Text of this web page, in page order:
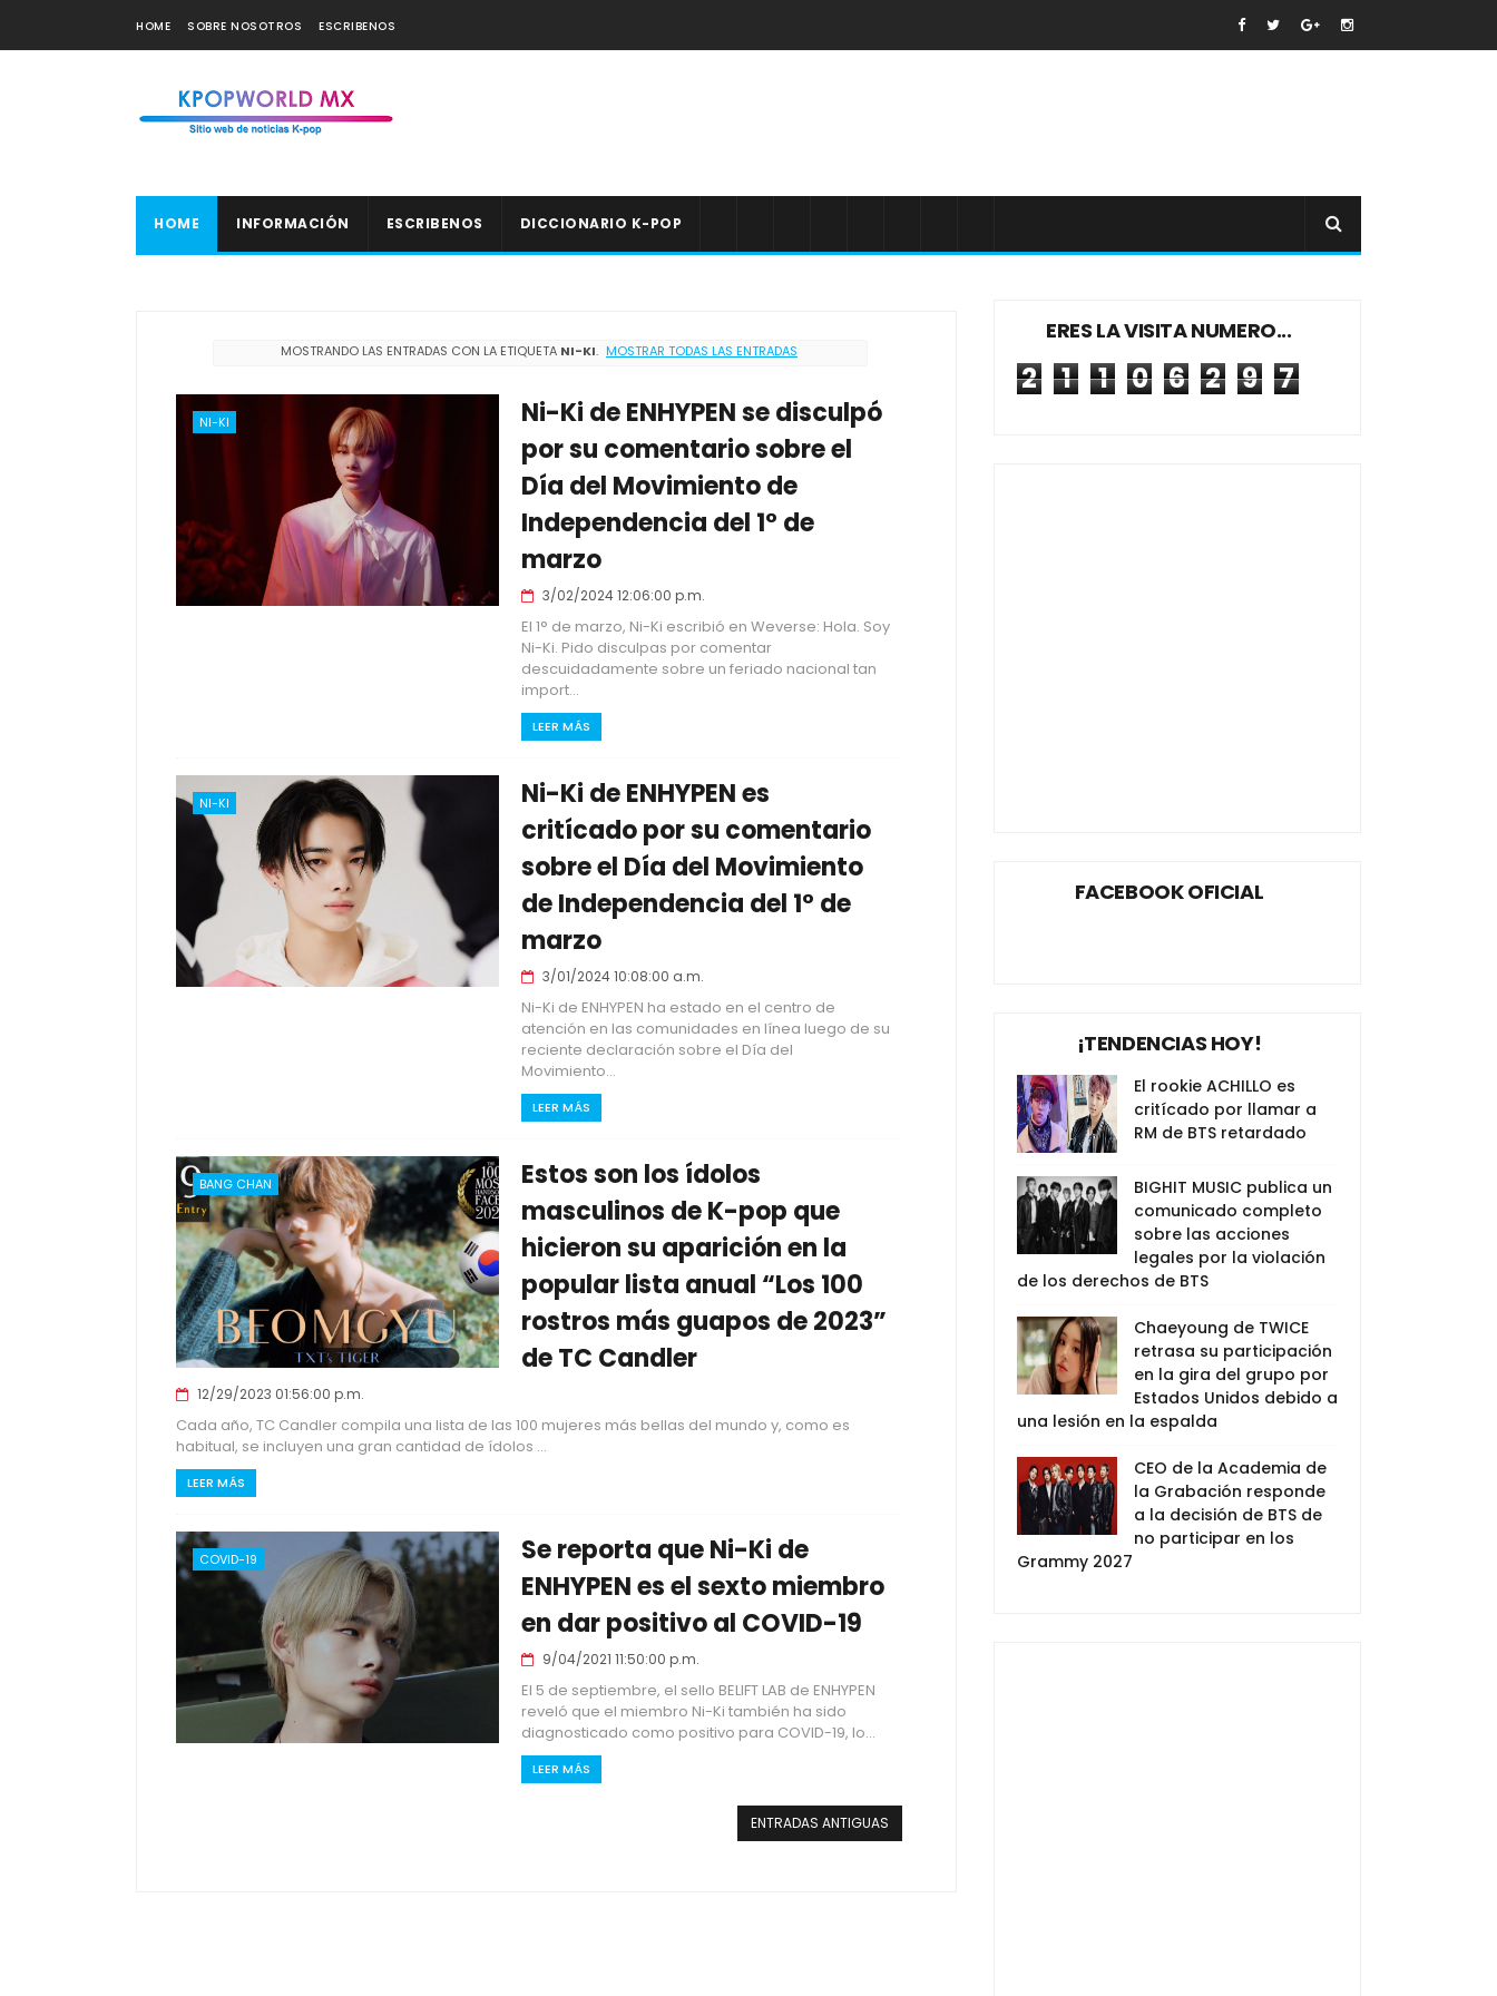
HOME SOBRE NOSOTROS ESCRIBENOS
HOME INFORMACIÓN ESCRIBENOS DICCIONARIO K-POP
MOSTRANDO LAS ENTRADAS CON LA ETIQUETA NI-KI. MOSTRAR TODAS LAS ENTRADAS
NI-KI
Ni-Ki de ENHYPEN se disculpó
por su comentario sobre el
Día del Movimiento de
Independencia del 1° de
marzo
3/02/2024 12:06:00 p.m.
El 1° de marzo, Ni-Ki escribió en Weverse: Hola. Soy
Ni-Ki. Pido disculpas por comentar
descuidadamente sobre un feriado nacional tan
import...
LEER MÁS
NI-KI
Ni-Ki de ENHYPEN es
critícado por su comentario
sobre el Día del Movimiento
de Independencia del 1° de
marzo
3/01/2024 10:08:00 a.m.
Ni-Ki de ENHYPEN ha estado en el centro de
atención en las comunidades en línea luego de su
reciente declaración sobre el Día del
Movimiento...
LEER MÁS
BANG CHAN
Estos son los ídolos
masculinos de K-pop que
hicieron su aparición en la
popular lista anual “Los 100
rostros más guapos de 2023”
de TC Candler
12/29/2023 01:56:00 p.m.
Cada año, TC Candler compila una lista de las 100 mujeres más bellas del mundo y, como es
habitual, se incluyen una gran cantidad de ídolos ...
LEER MÁS
COVID-19
Se reporta que Ni-Ki de
ENHYPEN es el sexto miembro
en dar positivo al COVID-19
9/04/2021 11:50:00 p.m.
El 5 de septiembre, el sello BELIFT LAB de ENHYPEN
reveló que el miembro Ni-Ki también ha sido
diagnosticado como positivo para COVID-19, lo...
LEER MÁS
ENTRADAS ANTIGUAS
ERES LA VISITA NUMERO...
2 1 1 0 6 2 9 7
FACEBOOK OFICIAL
¡TENDENCIAS HOY!
El rookie ACHILLO es
critícado por llamar a
RM de BTS retardado
BIGHIT MUSIC publica un
comunicado completo
sobre las acciones
legales por la violación
de los derechos de BTS
Chaeyoung de TWICE
retrasa su participación
en la gira del grupo por
Estados Unidos debido a
una lesión en la espalda
CEO de la Academia de
la Grabación responde
a la decisión de BTS de
no participar en los
Grammy 2027